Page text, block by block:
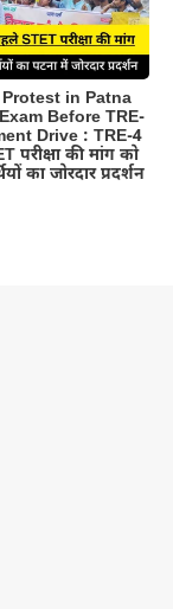
in Patna
Before TRE-
Drive : TRE-4
परीक्षा की मांग को
का जोरदार प्रदर्शन